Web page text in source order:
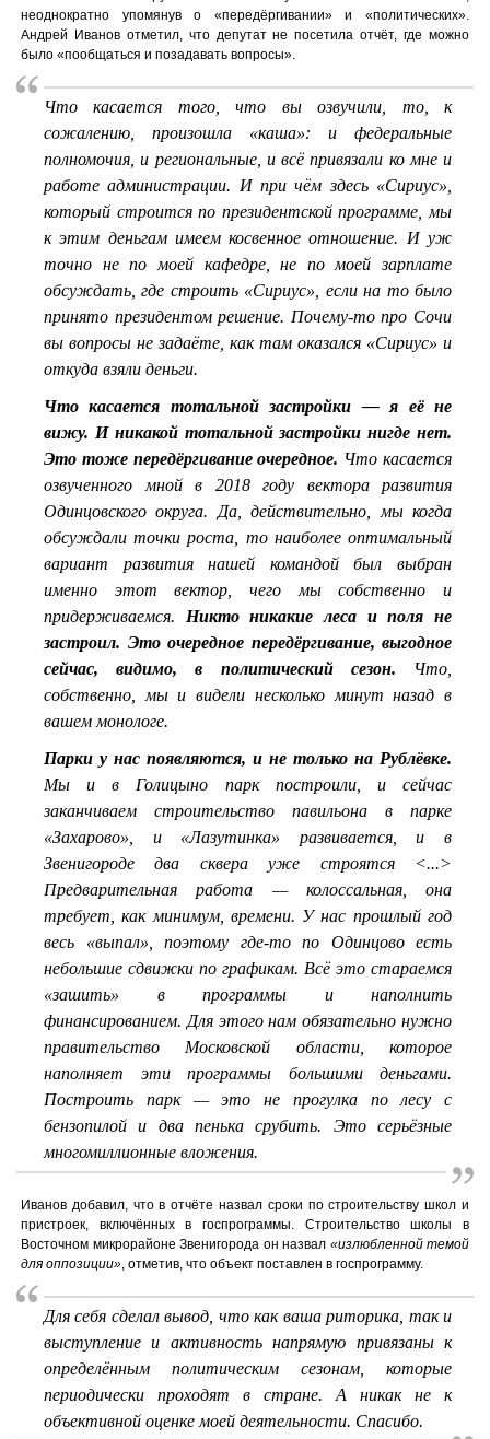
неоднократно упомянув о «передёргивании» и «политических».
Андрей Иванов отметил, что депутат не посетила отчёт, где можно
было «пообщаться и позадавать вопросы».
Что касается того, что вы озвучили, то, к
сожалению, произошла «каша»: и федеральные
полномочия, и региональные, и всё привязали ко мне и
работе администрации. И при чём здесь «Сириус»,
который строится по президентской программе, мы
к этим деньгам имеем косвенное отношение. И уж
точно не по моей кафедре, не по моей зарплате
обсуждать, где строить «Сириус», если на то было
принято президентом решение. Почему-то про Сочи
вы вопросы не задаёте, как там оказался «Сириус» и
откуда взяли деньги.
Что касается тотальной застройки — я её не
вижу. И никакой тотальной застройки нигде нет.
Это тоже передёргивание очередное. Что касается
озвученного мной в 2018 году вектора развития
Одинцовского округа. Да, действительно, мы когда
обсуждали точки роста, то наиболее оптимальный
вариант развития нашей командой был выбран
именно этот вектор, чего мы собственно и
придерживаемся. Никто никакие леса и поля не
застроил. Это очередное передёргивание, выгодное
сейчас, видимо, в политический сезон. Что,
собственно, мы и видели несколько минут назад в
вашем монологе.
Парки у нас появляются, и не только на Рублёвке.
Мы и в Голицыно парк построили, и сейчас
заканчиваем строительство павильона в парке
«Захарово», и «Лазутинка» развивается, и в
Звенигороде два сквера уже строятся <...>
Предварительная работа — колоссальная, она
требует, как минимум, времени. У нас прошлый год
весь «выпал», поэтому где-то по Одинцово есть
небольшие сдвижки по графикам. Всё это стараемся
«зашить» в программы и наполнить
финансированием. Для этого нам обязательно нужно
правительство Московской области, которое
наполняет эти программы большими деньгами.
Построить парк — это не прогулка по лесу с
бензопилой и два пенька срубить. Это серьёзные
многомиллионные вложения.
Иванов добавил, что в отчёте назвал сроки по строительству школ и
пристроек, включённых в госпрограммы. Строительство школы в
Восточном микрорайоне Звенигорода он назвал «излюбленной темой
для оппозиции», отметив, что объект поставлен в госпрограмму.
Для себя сделал вывод, что как ваша риторика, так и
выступление и активность напрямую привязаны к
определённым политическим сезонам, которые
периодически проходят в стране. А никак не к
объективной оценке моей деятельности. Спасибо.